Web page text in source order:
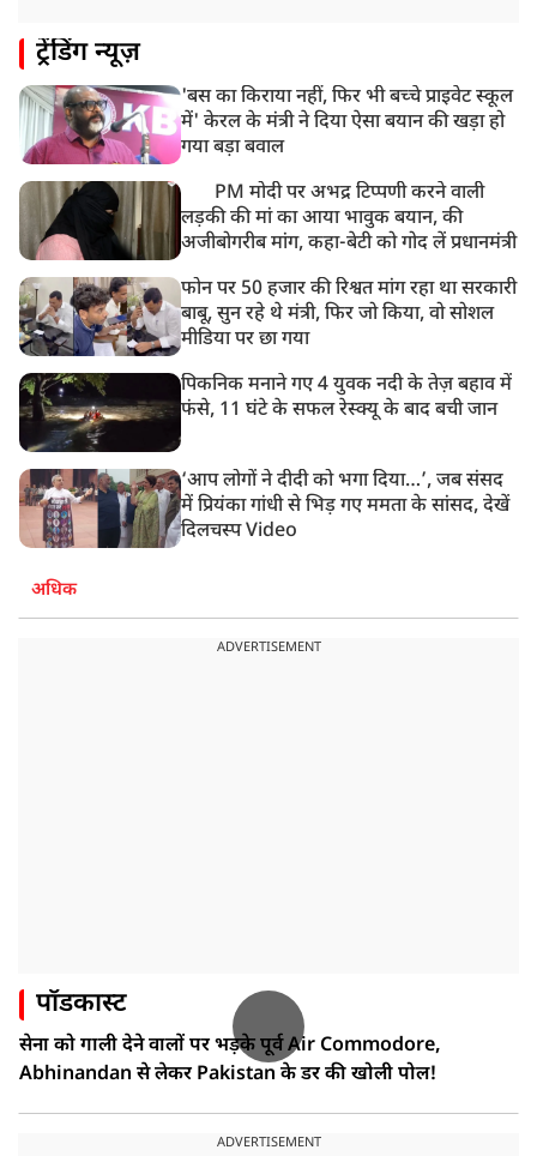
UP: लखनऊ में चलती कार में लगी आग, युवक की जिंदा जलकर
ट्रेंडिंग न्यूज़
'बस का किराया नहीं, फिर भी बच्चे प्राइवेट स्कूल
में' केरल के मंत्री ने दिया ऐसा बयान की खड़ा हो
गया बड़ा बवाल
PM मोदी पर अभद्र टिप्पणी करने वाली
लड़की की मां का आया भावुक बयान, की
अजीबोगरीब मांग, कहा-बेटी को गोद लें प्रधानमंत्री
फोन पर 50 हजार की रिश्वत मांग रहा था सरकारी
बाबू, सुन रहे थे मंत्री, फिर जो किया, वो सोशल
मीडिया पर छा गया
पिकनिक मनाने गए 4 युवक नदी के तेज़ बहाव में
फंसे, 11 घंटे के सफल रेस्क्यू के बाद बची जान
‘आप लोगों ने दीदी को भगा दिया…’, जब संसद
में प्रियंका गांधी से भिड़ गए ममता के सांसद, देखें
दिलचस्प Video
अधिक
ADVERTISEMENT
पॉडकास्ट
सेना को गाली देने वालों पर भड़के पूर्व Air Commodore,
Abhinandan से लेकर Pakistan के डर की खोली पोल!
ADVERTISEMENT